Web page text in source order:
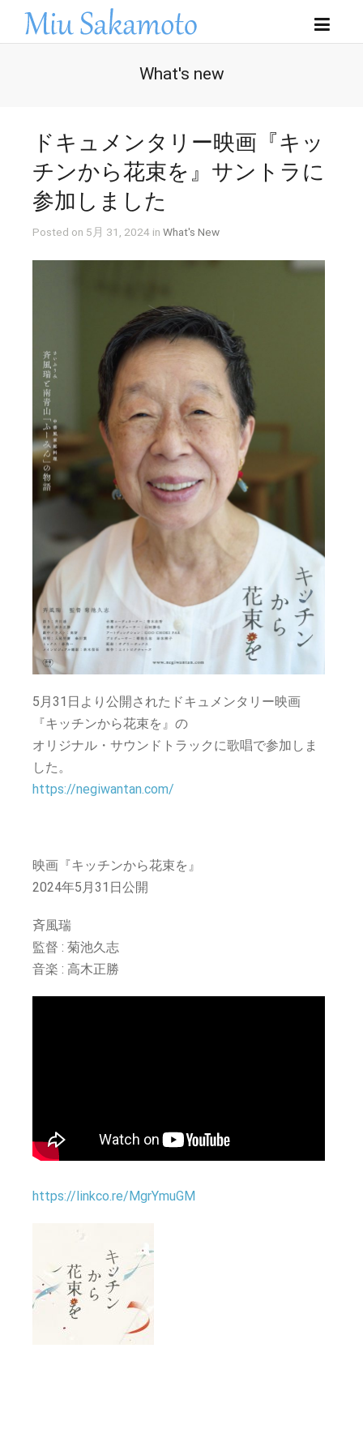
What's new
ドキュメンタリー映画『キッ
チンから花束を』サントラに
参加しました
Posted on 5月 31, 2024 in What's New
5月31日より公開されたドキュメンタリー映画
『キッチンから花束を』の
オリジナル・サウンドトラックに歌唱で参加しま
した。
https://negiwantan.com/
映画『キッチンから花束を』
2024年5月31日公開
斉風瑞
監督 : 菊池久志
音楽 : 高木正勝
https://linkco.re/MgrYmuGM